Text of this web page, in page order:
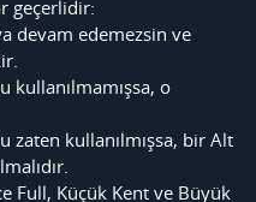
geçerlidir:
devam edemezsin ve
kullanılmamışsa, o
kullanılmışsa, bir Alt
Full, Küçük Kent ve Büyük